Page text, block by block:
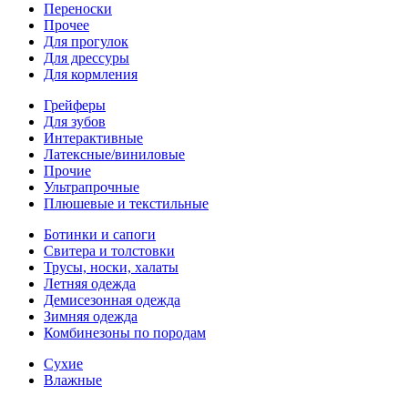
Переноски
Прочее
Для прогулок
Для дрессуры
Для кормления
Грейферы
Для зубов
Интерактивные
Латексные/виниловые
Прочие
Ультрапрочные
Плюшевые и текстильные
Ботинки и сапоги
Свитера и толстовки
Трусы, носки, халаты
Летняя одежда
Демисезонная одежда
Зимняя одежда
Комбинезоны по породам
Сухие
Влажные